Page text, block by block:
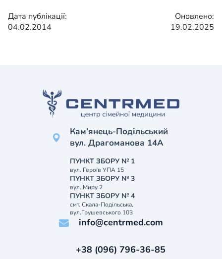
Дата публікації:
04.02.2014
Оновлено:
19.02.2025
Кам’янець-Подільський
вул. Драгоманова 14А
ПУНКТ ЗБОРУ № 1
вул. Героїв УПА 15
ПУНКТ ЗБОРУ № 3
вул. Миру 2
ПУНКТ ЗБОРУ № 4
смт. Скала-Подільська,
вул.Грушевського 103
info@centrmed.com
+38 (096) 796-36-85